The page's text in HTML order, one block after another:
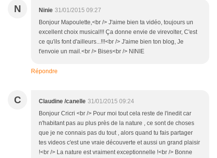
N Ninie 31/01/2015 09:27
Bonjour Mapoulette,<br /> J'aime bien ta vidéo, toujours un
excellent choix musical!!! Ça donne envie de virevolter, C'est
ce qu'ils font d'ailleurs...!!!<br /> J'aime bien ton blog, Je
t'envoie un mail.<br /> Bises<br /> NINIE
Répondre
C Claudine /canelle 31/01/2015 09:24
Bonjour Cricri <br /> Pour moi tout cela reste de l'inedit car
n'habitant pas au plus près de la nature , ce sont de choses
que je ne connais pas du tout , alors quand tu fais partager
tes videos c'est une vraie découverte et aussi un grand plaisir
!<br /> La nature est vraiment exceptionnelle !<br /> Bonne